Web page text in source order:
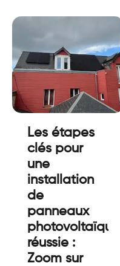
Les étapes
clés pour
une
installation
de
panneaux
photovoltaïques
réussie :
Zoom sur